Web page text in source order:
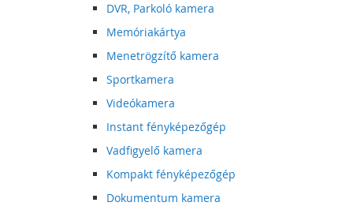
DVR, Parkoló kamera
Memóriakártya
Menetrögzítő kamera
Sportkamera
Videókamera
Instant fényképezőgép
Vadfigyelő kamera
Kompakt fényképezőgép
Dokumentum kamera